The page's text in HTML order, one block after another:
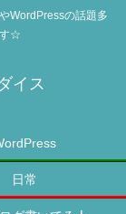
WordPressの話題多
す☆
イス
日常